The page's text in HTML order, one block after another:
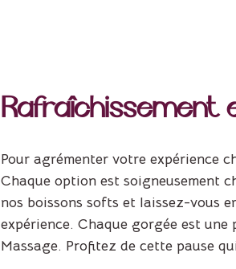
Rafraîchissement
Pour agrémenter votre expérience
Chaque option est soigneusement
nos boissons softs et laissez-vous
expérience. Chaque gorgée est
Massage. Profitez de cette pause